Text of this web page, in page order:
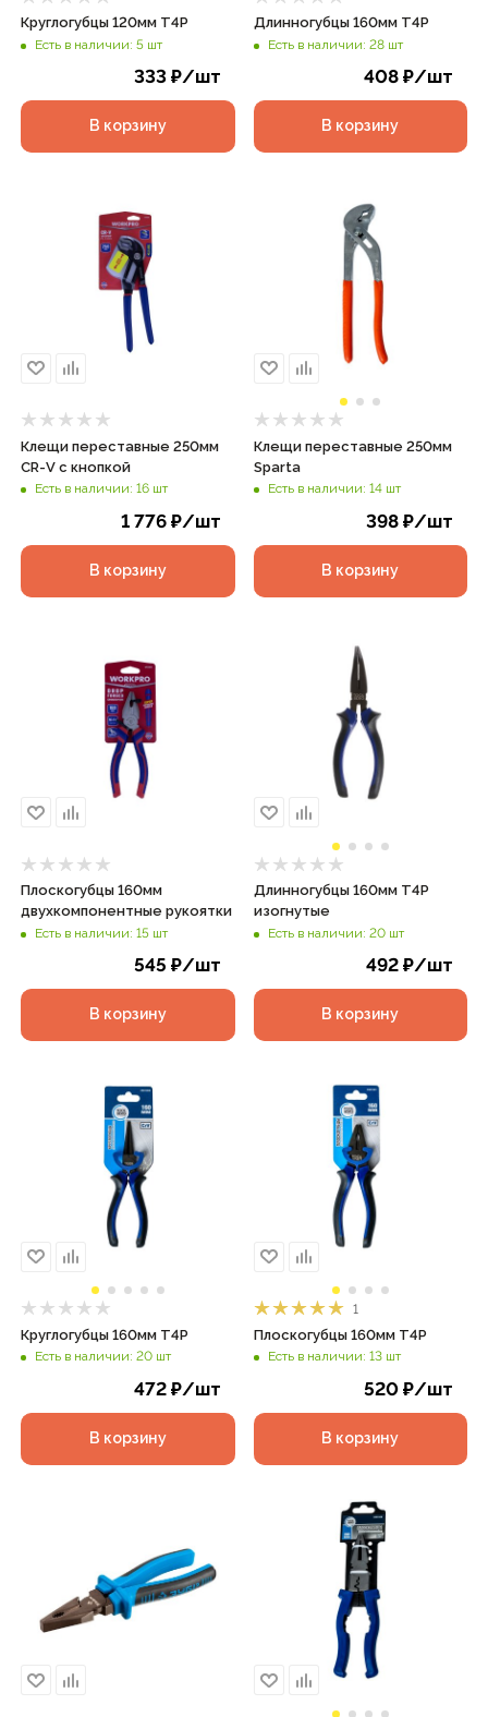
Круглогубцы 120мм T4P
Есть в наличии: 5 шт
333₽/шт
В корзину
Длинногубцы 160мм T4P
Есть в наличии: 28 шт
408 ₽/шт
В корзину
Клещи переставные 250мм
CR-V с кнопкой
Есть в наличии: 16 шт
1 776₽/шт
В корзину
Клещи переставные 250мм
Sparta
Есть в наличии: 14 шт
398 ₽/шт
В корзину
Плоскогубцы 160мм
двухкомпонентные рукоятки
Есть в наличии: 15 шт
545 ₽/шт
В корзину
Длинногубцы 160мм T4P
изогнутые
Есть в наличии: 20 шт
492 ₽/шт
В корзину
Круглогубцы 160мм T4P
Есть в наличии: 20 шт
472₽/шт
В корзину
1
Плоскогубцы 160мм T4P
Есть в наличии: 13 шт
520 ₽/шт
В корзину